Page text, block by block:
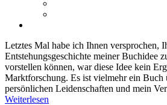
Letztes Mal habe ich Ihnen versprochen,
Entstehungsgeschichte meiner Buchidee
vorstellen können, war diese Idee kein
Marktforschung. Es ist vielmehr ein Buch
persönlichen Leidenschaften und mein
Weiterlesen